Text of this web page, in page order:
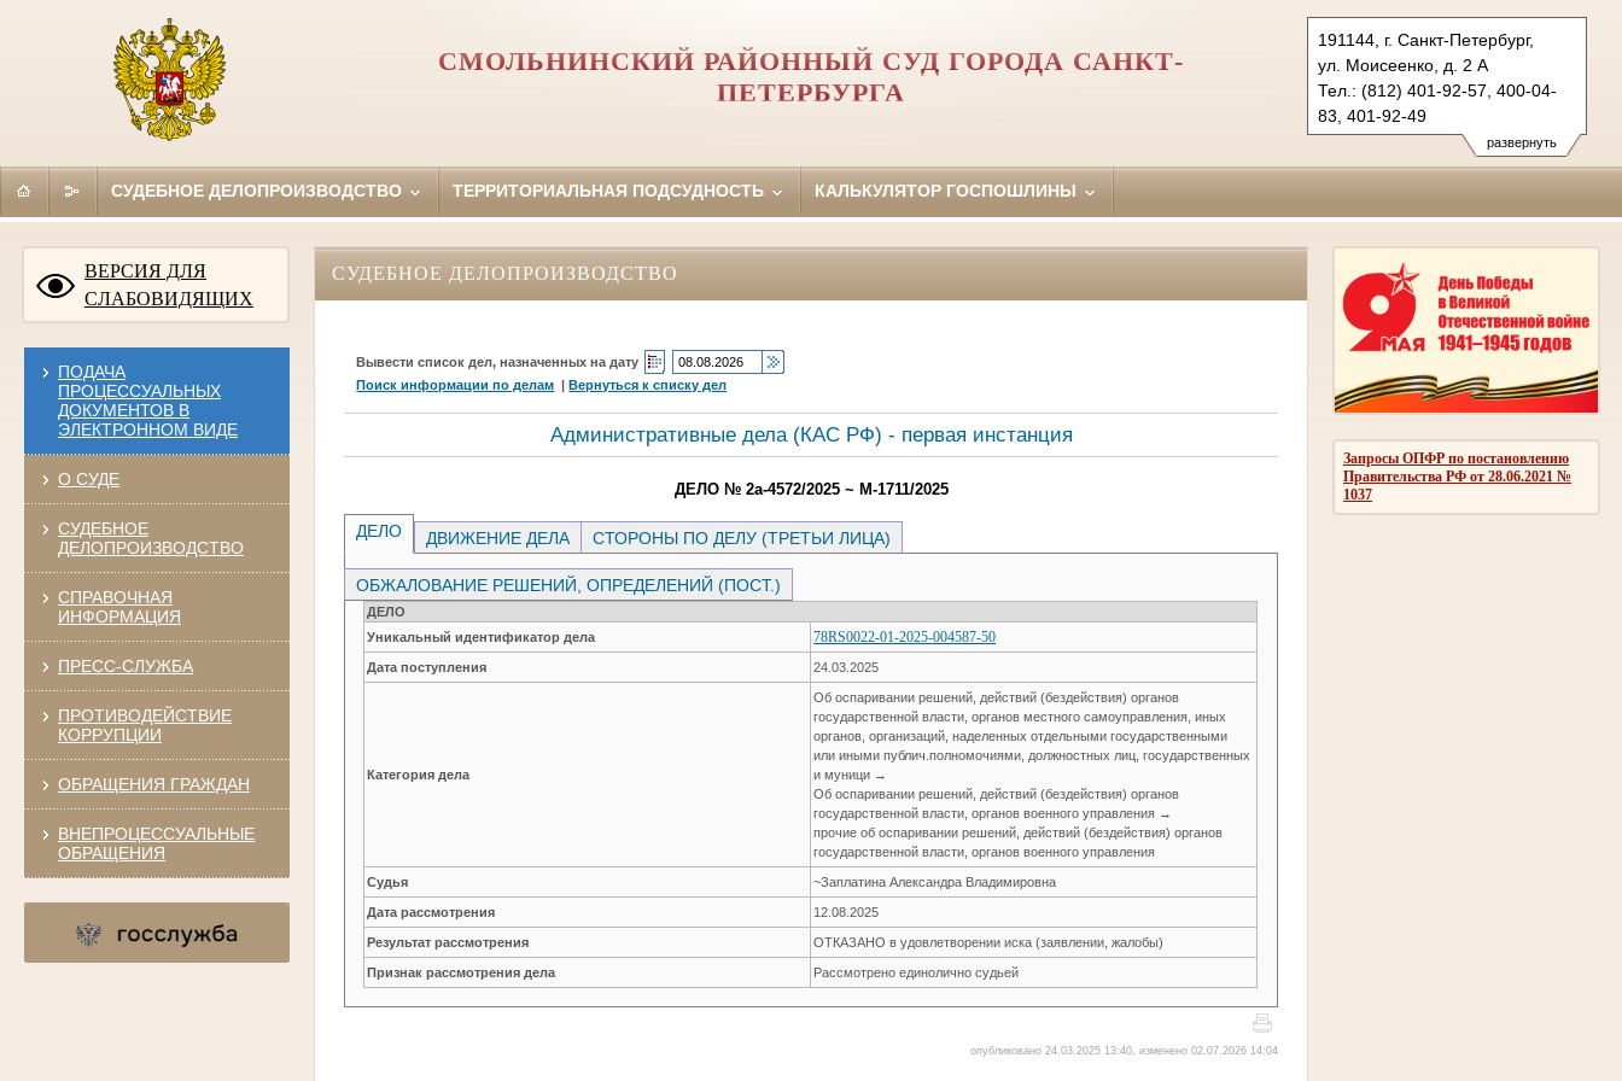
развернуть
191144, г. Санкт-Петербург,
ул. Моисеенко, д. 2 А
Тел.: (812) 401-92-57, 400-04-
83, 401-92-49
smolninsky.spb@sudrf.ru
СМОЛЬНИНСКИЙ РАЙОННЫЙ СУД ГОРОДА САНКТ-
ПЕТЕРБУРГА
СУДЕБНОЕ ДЕЛОПРОИЗВОДСТВО ТЕРРИТОРИАЛЬНАЯ ПОДСУДНОСТЬ КАЛЬКУЛЯТОР ГОСПОШЛИНЫ
ВЕРСИЯ ДЛЯ
СЛАБОВИДЯЩИХ
ПОДАЧА
ПРОЦЕССУАЛЬНЫХ
ДОКУМЕНТОВ В
ЭЛЕКТРОННОМ ВИДЕ
О СУДЕ
СУДЕБНОЕ
ДЕЛОПРОИЗВОДСТВО
СПРАВОЧНАЯ
ИНФОРМАЦИЯ
ПРЕСС-СЛУЖБА
ПРОТИВОДЕЙСТВИЕ
КОРРУПЦИИ
ОБРАЩЕНИЯ ГРАЖДАН
ВНЕПРОЦЕССУАЛЬНЫЕ
ОБРАЩЕНИЯ
Запросы ОПФР по постановлению
Правительства РФ от 28.06.2021 №
1037
СУДЕБНОЕ ДЕЛОПРОИЗВОДСТВО
Вывести список дел, назначенных на дату
Поиск информации по делам |Вернуться к списку дел
Административные дела (КАC РФ) - первая инстанция
ДЕЛО № 2а-4572/2025 ~ М-1711/2025
ДЕЛО ДВИЖЕНИЕ ДЕЛА СТОРОНЫ ПО ДЕЛУ (ТРЕТЬИ ЛИЦА)
ОБЖАЛОВАНИЕ РЕШЕНИЙ, ОПРЕДЕЛЕНИЙ (ПОСТ.)
ДЕЛО
Уникальный идентификатор дела
78RS0022-01-2025-004587-50
Дата поступления 24.03.2025
Категория дела
Об оспаривании решений, действий (бездействия) органов
государственной власти, органов местного самоуправления, иных
органов, организаций, наделенных отдельными государственными
или иными публич.полномочиями, должностных лиц, государственных
и муници →
Об оспаривании решений, действий (бездействия) органов
государственной власти, органов военного управления →
прочие об оспаривании решений, действий (бездействия) органов
государственной власти, органов военного управления
Судья ~Заплатина Александра Владимировна
Дата рассмотрения 12.08.2025
Результат рассмотрения ОТКАЗАНО в удовлетворении иска (заявлении, жалобы)
Признак рассмотрения дела Рассмотрено единолично судьей
опубликовано 24.03.2025 13:40, изменено 02.07.2026 14:04